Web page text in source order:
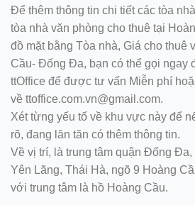
Để thêm thông tin chi tiết các tòa
tòa nhà văn phòng cho thuê tại
đồ mặt bằng Tòa nhà, Giá cho thuê
Cầu- Đống Đa, bạn có thể gọi ngay
ttOffice để được tư vấn Miễn phí
về ttoffice.com.vn@gmail.com.
Xét từng yếu tố về khu vực này để
rõ, đang lăn tăn có thêm thông tin.
Về vị trí, là trung tâm quận Đống
Yên Lãng, Thái Hà, ngõ 9 Hoàng
với trung tâm là hồ Hoàng Cầu.